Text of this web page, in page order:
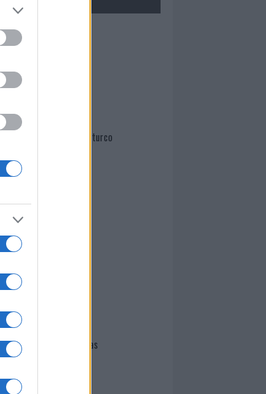
Mario Malu
Paolo Pinna
Martina Agostina Diturco
I nostri cari
I nostri cari
Giovannimaria Cabras